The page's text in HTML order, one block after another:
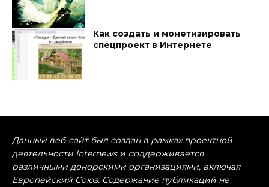
Как создать и монетизировать
спецпроект в Интернете
Данный веб-сайт был создан в рамках проектной
деятельности Internews и поддерживается
различными донорскими организациями, включая
Европейский Союз. Содержание публикаций не